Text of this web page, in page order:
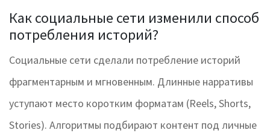
Как социальные сети изменили способ
потребления историй?
Социальные сети сделали потребление историй
фрагментарным и мгновенным. Длинные нарративы
уступают место коротким форматам (Reels, Shorts,
Stories). Алгоритмы подбирают контент под личные